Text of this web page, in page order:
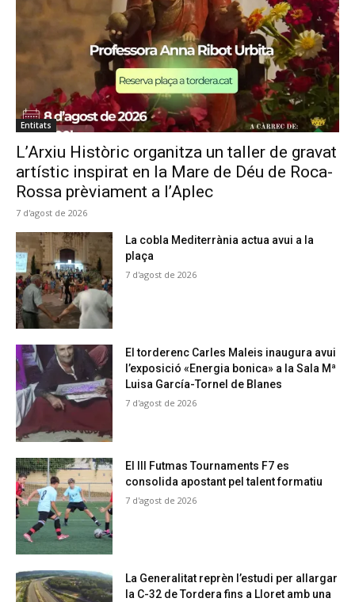
Entitats
L’Arxiu Històric organitza un taller de gravat
artístic inspirat en la Mare de Déu de Roca-
Rossa prèviament a l’Aplec
7 d'agost de 2026
La cobla Mediterrània actua avui a la
plaça
7 d'agost de 2026
El torderenc Carles Maleis inaugura avui
l’exposició «Energia bonica» a la Sala Mª
Luisa García-Tornel de Blanes
7 d'agost de 2026
El III Futmas Tournaments F7 es
consolida apostant pel talent formatiu
7 d'agost de 2026
La Generalitat reprèn l’estudi per allargar
la C-32 de Tordera fins a Lloret amb una